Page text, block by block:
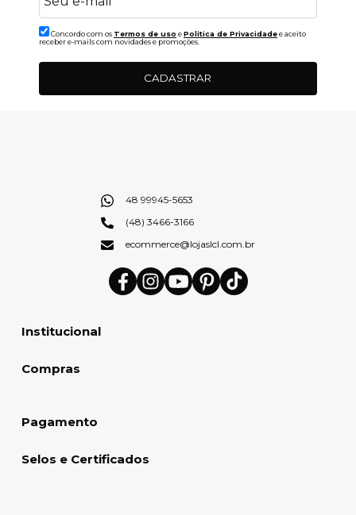
Concordo com os Termos de uso ePolitica de Privacidadee aceito
receber e-mails com novidades e promoções.
CADASTRAR
Institucional
Compras
48 99945-5653
(48) 3466-3166
ecommerce@lojaslcl.com.br
Pagamento
Selos e Certificados